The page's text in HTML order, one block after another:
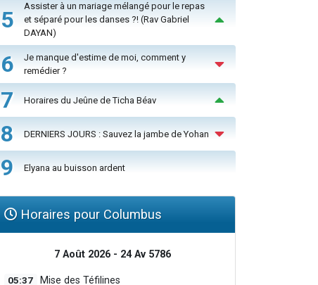
5
Assister à un mariage mélangé pour le repas
et séparé pour les danses ?! (Rav Gabriel
DAYAN)
6
Je manque d'estime de moi, comment y
remédier ?
7 Horaires du Jeûne de Ticha Béav
8 DERNIERS JOURS : Sauvez la jambe de Yohan
9 Elyana au buisson ardent
Horaires pour Columbus
7 Août 2026 - 24 Av 5786
05:37 Mise des Téfilines